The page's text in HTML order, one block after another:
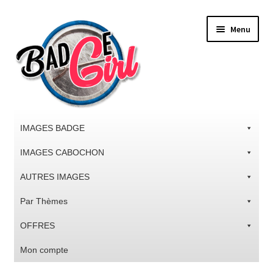
la
navigation
contenu
Menu
IMAGES BADGE
IMAGES CABOCHON
AUTRES IMAGES
Par Thèmes
OFFRES
Mon compte